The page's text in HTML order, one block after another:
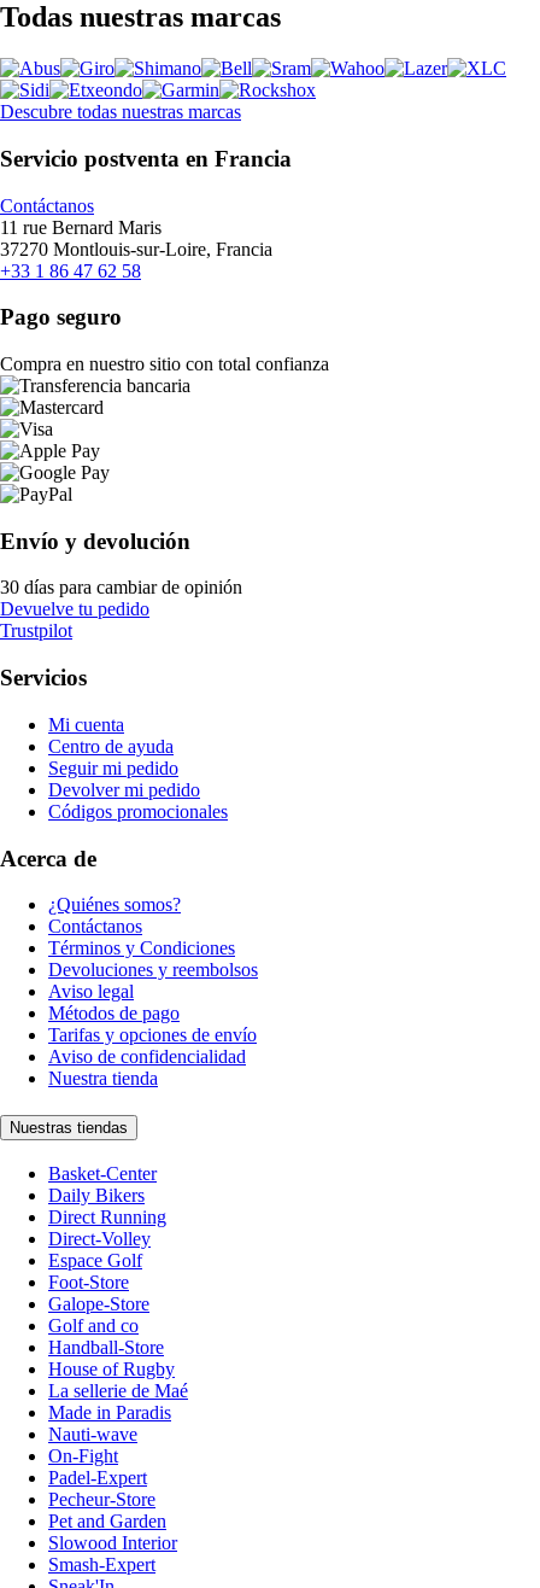
Todas nuestras marcas
Descubre todas nuestras marcas
Servicio postventa en Francia
Contáctanos
11 rue Bernard Maris
37270 Montlouis-sur-Loire, Francia
+33 1 86 47 62 58
Pago seguro
Compra en nuestro sitio con total confianza
Envío y devolución
30 días para cambiar de opinión
Devuelve tu pedido
Trustpilot
Servicios
Mi cuenta
Centro de ayuda
Seguir mi pedido
Devolver mi pedido
Códigos promocionales
Acerca de
¿Quiénes somos?
Contáctanos
Términos y Condiciones
Devoluciones y reembolsos
Aviso legal
Métodos de pago
Tarifas y opciones de envío
Aviso de confidencialidad
Nuestra tienda
Nuestras tiendas
Basket-Center
Daily Bikers
Direct Running
Direct-Volley
Espace Golf
Foot-Store
Galope-Store
Golf and co
Handball-Store
House of Rugby
La sellerie de Maé
Made in Paradis
Nauti-wave
On-Fight
Padel-Expert
Pecheur-Store
Pet and Garden
Slowood Interior
Smash-Expert